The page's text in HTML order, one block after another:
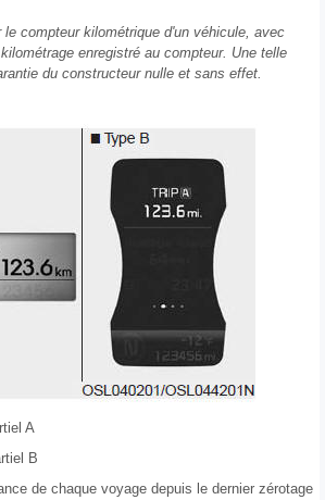
compteur kilométrique d'un véhicule, avec
enregistré au compteur. Une telle
du constructeur nulle et sans effet.
A
B
de chaque voyage depuis le dernier zérotage